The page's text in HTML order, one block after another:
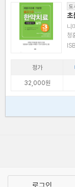
도
초
니
청
정가
32,000원